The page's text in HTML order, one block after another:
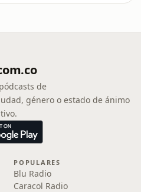
de
género o estado de ánimo
POPULARES
Blu Radio
Caracol Radio